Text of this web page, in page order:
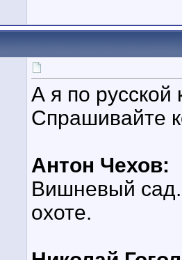
А я по русской
Спрашивайте
Антон Чехов:
Вишневый
охоте.